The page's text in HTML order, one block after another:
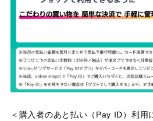
＜購入者のあと払い（Pay ID）利用